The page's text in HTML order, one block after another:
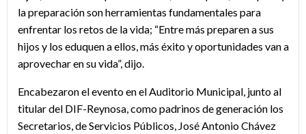
la preparación son herramientas fundamentales para
enfrentar los retos de la vida; “Entre más preparen a sus
hijos y los eduquen a ellos, más éxito y oportunidades van a
aprovechar en su vida”, dijo.
Encabezaron el evento en el Auditorio Municipal, junto al
titular del DIF-Reynosa, como padrinos de generación los
Secretarios, de Servicios Públicos, José Antonio Chávez